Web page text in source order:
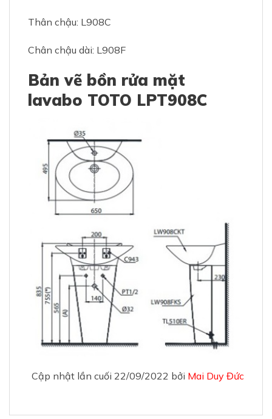
Thân chậu: L908C
Chân chậu dài: L908F
Bản vẽ bồn rửa mặt
lavabo TOTO LPT908C
Cập nhật lần cuối 22/09/2022 bởi Mai Duy Đức